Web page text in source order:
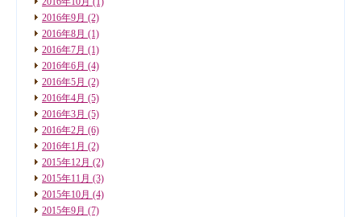
2016年9月 (2)
2016年8月 (1)
2016年7月 (1)
2016年6月 (4)
2016年5月 (2)
2016年4月 (5)
2016年3月 (5)
2016年2月 (6)
2016年1月 (2)
2015年12月 (2)
2015年11月 (3)
2015年10月 (4)
2015年9月 (7)